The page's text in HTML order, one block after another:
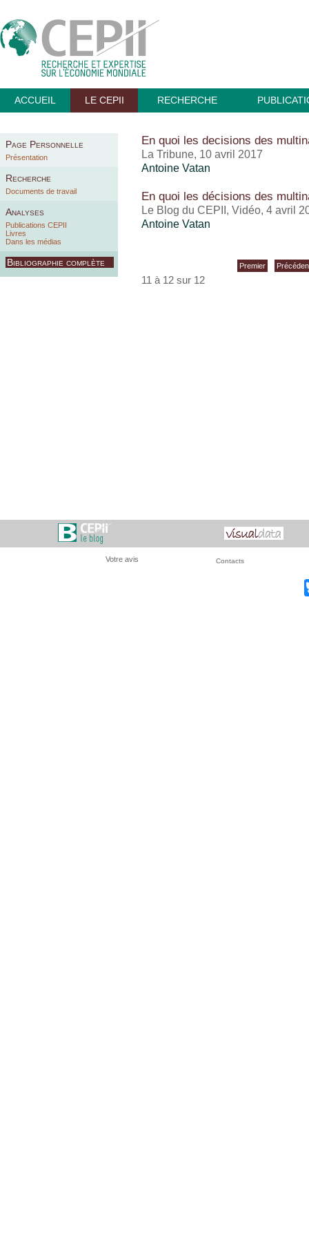
ACCUEIL LE CEPII RECHERCHE
Page Personnelle
Présentation
Recherche
Documents de travail
Analyses
Publications CEPII
Livres
Dans les médias
Bibliographie complète
En quoi les decisions des
La Tribune, 10 avril 2017
Antoine Vatan
En quoi les décisions des
Le Blog du CEPII, Vidéo, 4 avril
Antoine Vatan
Premier
11 à 12 sur 12
Votre avis Contacts